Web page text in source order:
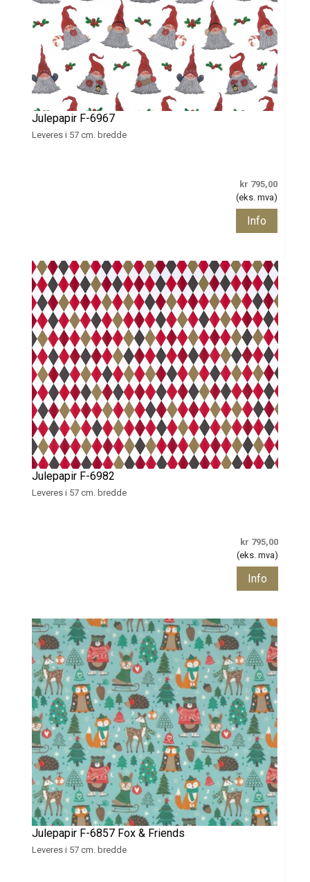
Julepapir F-6967
Leveres i 57 cm. bredde
kr 795,00
(eks. mva)
Info
Julepapir F-6982
Leveres i 57 cm. bredde
kr 795,00
(eks. mva)
Info
Julepapir F-6857 Fox & Friends
Leveres i 57 cm. bredde